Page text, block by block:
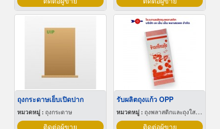
ถุงกระดาษเย็บเปิดปาก
หมวดหมู่ : ถุงกระดาษ
ติดต่อผู้ขาย
รับผลิตถุงแก้ว OPP
หมวดหมู่ : ถุงพลาสติกและถุงใสโปร่ง
ติดต่อผู้ขาย